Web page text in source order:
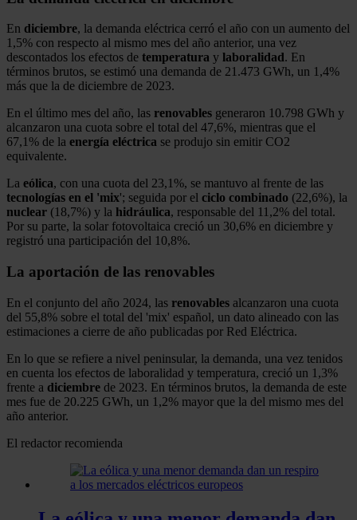
En diciembre, la demanda eléctrica cerró el año con un aumento del
1,5% con respecto al mismo mes del año anterior, una vez
descontados los efectos de temperatura y laboralidad. En
términos brutos, se estimó una demanda de 21.473 GWh, un 1,4%
más que la de diciembre de 2023.
En el último mes del año, las renovables generaron 10.798 GWh y
alcanzaron una cuota sobre el total del 47,6%, mientras que el
67,1% de la energía eléctrica se produjo sin emitir CO2
equivalente.
La eólica, con una cuota del 23,1%, se mantuvo al frente de las
tecnologías en el 'mix'; seguida por el ciclo combinado (22,6%), la
nuclear (18,7%) y la hidráulica, responsable del 11,2% del total.
Por su parte, la solar fotovoltaica creció un 30,6% en diciembre y
registró una participación del 10,8%.
La aportación de las renovables
En el conjunto del año 2024, las renovables alcanzaron una cuota
del 55,8% sobre el total del 'mix' español, un dato alineado con las
estimaciones a cierre de año publicadas por Red Eléctrica.
En lo que se refiere a nivel peninsular, la demanda, una vez tenidos
en cuenta los efectos de laboralidad y temperatura, creció un 1,3%
frente a diciembre de 2023. En términos brutos, la demanda de este
mes fue de 20.225 GWh, un 1,2% mayor que la del mismo mes del
año anterior.
El redactor recomienda